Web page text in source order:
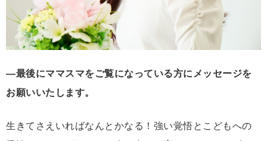
―最後にママスマをご覧になっている方にメッセージを
お願いいたします。
生きてさえいればなんとかなる！強い覚悟とこどもへの